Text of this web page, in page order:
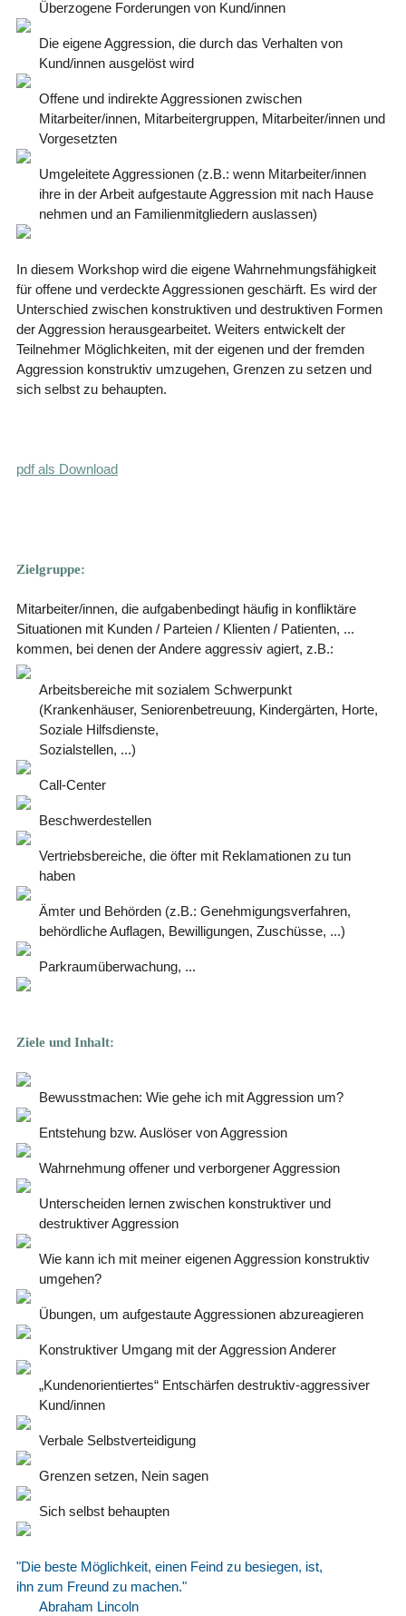
Überzogene Forderungen von Kund/innen
Die eigene Aggression, die durch das Verhalten von
Kund/innen ausgelöst wird
Offene und indirekte Aggressionen zwischen
Mitarbeiter/innen, Mitarbeitergruppen, Mitarbeiter/innen und
Vorgesetzten
Umgeleitete Aggressionen (z.B.: wenn Mitarbeiter/innen
ihre in der Arbeit aufgestaute Aggression mit nach Hause
nehmen und an Familienmitgliedern auslassen)
In diesem Workshop wird die eigene Wahrnehmungsfähigkeit
für offene und verdeckte Aggressionen geschärft. Es wird der
Unterschied zwischen konstruktiven und destruktiven Formen
der Aggression herausgearbeitet. Weiters entwickelt der
Teilnehmer Möglichkeiten, mit der eigenen und der fremden
Aggression konstruktiv umzugehen, Grenzen zu setzen und
sich selbst zu behaupten.
pdf als Download
Zielgruppe:
Mitarbeiter/innen, die aufgabenbedingt häufig in konfliktäre
Situationen mit Kunden / Parteien / Klienten / Patienten, ...
kommen, bei denen der Andere aggressiv agiert, z.B.:
Arbeitsbereiche mit sozialem Schwerpunkt
(Krankenhäuser, Seniorenbetreuung, Kindergärten, Horte,
Soziale Hilfsdienste,
Sozialstellen, ...)
Call-Center
Beschwerdestellen
Vertriebsbereiche, die öfter mit Reklamationen zu tun
haben
Ämter und Behörden (z.B.: Genehmigungsverfahren,
behördliche Auflagen, Bewilligungen, Zuschüsse, ...)
Parkraumüberwachung, ...
Ziele und Inhalt:
Bewusstmachen: Wie gehe ich mit Aggression um?
Entstehung bzw. Auslöser von Aggression
Wahrnehmung offener und verborgener Aggression
Unterscheiden lernen zwischen konstruktiver und
destruktiver Aggression
Wie kann ich mit meiner eigenen Aggression konstruktiv
umgehen?
Übungen, um aufgestaute Aggressionen abzureagieren
Konstruktiver Umgang mit der Aggression Anderer
„Kundenorientiertes“ Entschärfen destruktiv-aggressiver
Kund/innen
Verbale Selbstverteidigung
Grenzen setzen, Nein sagen
Sich selbst behaupten
"Die beste Möglichkeit, einen Feind zu besiegen, ist,
ihn zum Freund zu machen."
Abraham Lincoln